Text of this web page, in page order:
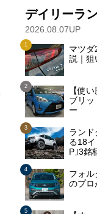
デイリーラ
2026.08.07UP
マツ
説｜狙
【使
ブリッ
ー
ラン
る18
P｣3銘
フォル
のプロ